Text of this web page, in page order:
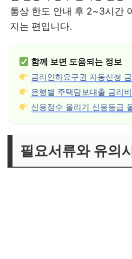
통상 한도 안내 후 2~3시간
지는 편입니다.
함께 보면 도움되는 정보
금리인하요구권 자동신청
은행별 주택담보대출 금리
신용점수 올리기 신용등급
필요서류와 유의